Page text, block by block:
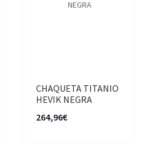
CHAQUETA TITANIO
HEVIK NEGRA
264,96€